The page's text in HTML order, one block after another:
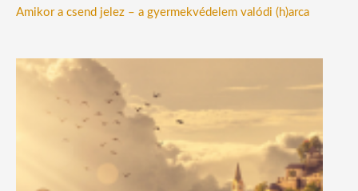
Amikor a csend jelez – a gyermekvédelem valódi (h)arca